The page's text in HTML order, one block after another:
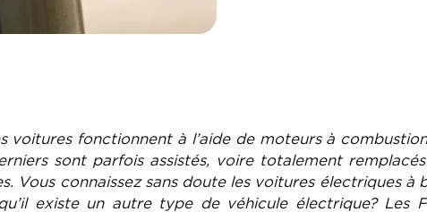
voitures fonctionnent à l’aide de moteurs à
sont parfois assistés, voire totalement
Vous connaissez sans doute les voitures électriques à
existe un autre type de véhicule électrique? Les